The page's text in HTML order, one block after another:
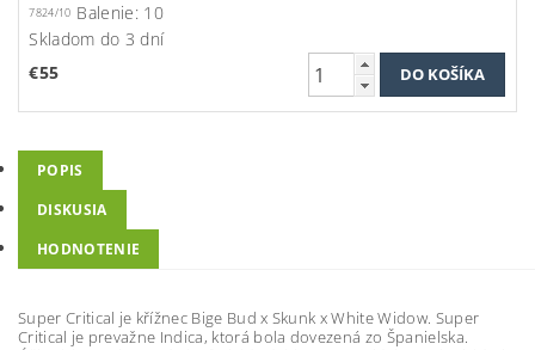
7824/10 Balenie: 10
Skladom do 3 dní
€55
POPIS
DISKUSIA
HODNOTENIE
Super Critical je křížnec Bige Bud x Skunk x White Widow. Super
Critical je prevažne Indica, ktorá bola dovezená zo Španielska.